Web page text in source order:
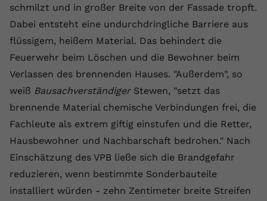
schmilzt und in großer Breite von der Fassade tropft.
Dabei entsteht eine undurchdringliche Barriere aus
flüssigem, heißem Material. Das behindert die
Feuerwehr beim Löschen und die Bewohner beim
Verlassen des brennenden Hauses. "Außerdem", so
weiß BausachverständigerStewen, "setzt das
brennende Material chemische Verbindungen frei, die
Fachleute als extrem giftig einstufen und die Retter,
Hausbewohner und Nachbarschaft bedrohen." Nach
Einschätzung des VPB ließe sich die Brandgefahr
reduzieren, wenn bestimmte Sonderbauteile
installiert würden - zehn Zentimeter breite Streifen
yt.innertube::requests
Anbieter youtube.com
Zweck
Dieser von YouTube gesetzte Cookie
registriert eine eindeutige ID, um
Daten darüber zu speichern, welche
gesehen hat.